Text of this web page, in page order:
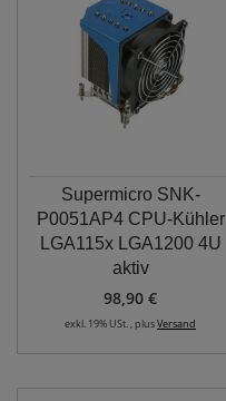
Supermicro SNK-
P0051AP4 CPU-Kühler
LGA115x LGA1200 4U
aktiv
98,90 €
exkl. 19% USt. , plusVersand